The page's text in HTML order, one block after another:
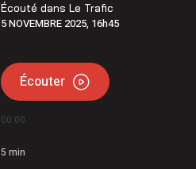
Écouté dansLe Trafic
5 NOVEMBRE 2025, 16h45
Écouter
00:00
5 min